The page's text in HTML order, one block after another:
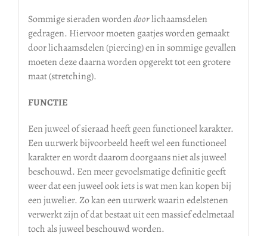
Sommige sieraden wordendoorlichaamsdelen
gedragen. Hiervoor moeten gaatjes worden gemaakt
door lichaamsdelen (piercing) en in sommige gevallen
moeten deze daarna worden opgerekt tot een grotere
maat (stretching).
FUNCTIE
Een juweel of sieraad heeft geen functioneel karakter.
Een uurwerk bijvoorbeeld heeft wel een functioneel
karakter en wordt daarom doorgaans niet als juweel
beschouwd. Een meer gevoelsmatige definitie geeft
weer dat een juweel ook iets is wat men kan kopen bij
een juwelier. Zo kan een uurwerk waarin edelstenen
verwerkt zijn of dat bestaat uit een massief edelmetaal
toch als juweel beschouwd worden.